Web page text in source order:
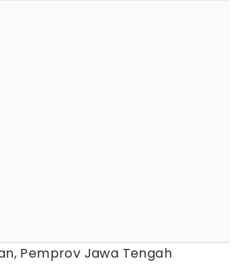
Pemprov Jawa Tengah